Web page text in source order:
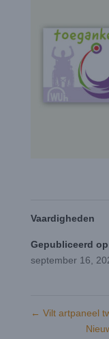
Vaardigheden
Gepubliceerd op
september 16,
← Vilt artpaneel